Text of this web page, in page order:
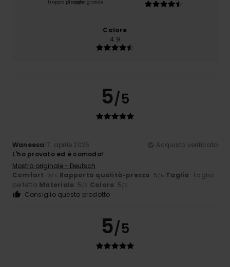
Troppo piccoloTroppo grande
Colore
4.9
5/5
Waneesa17. aprile 2026
Acquisto verificato
L'ho provato ed è comodo!
Mostra originale - Deutsch
Comfort: 5/5 Rapporto qualità-prezzo: 5/5 Taglia: Taglia
perfetta Materiale: 5/5 Colore: 5/5
Consiglio questo prodotto
5/5